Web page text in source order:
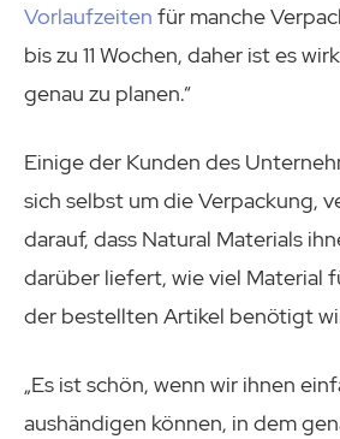
Vorlaufzeiten für manche
bis zu 11 Wochen, daher ist es
genau zu planen.“
Einige der Kunden des
sich selbst um die Verpackung,
darauf, dass Natural Materials
darüber liefert, wie viel Material
der bestellten Artikel benötigt
„Es ist schön, wenn wir ihnen
aushändigen können, in dem